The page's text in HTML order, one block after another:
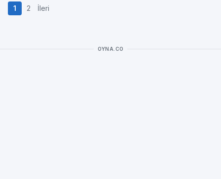
1 2 İleri
OYNA.CO